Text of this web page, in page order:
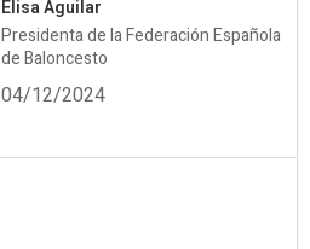
Elisa Aguilar
Presidenta de la Federación Española
de Baloncesto
04/12/2024